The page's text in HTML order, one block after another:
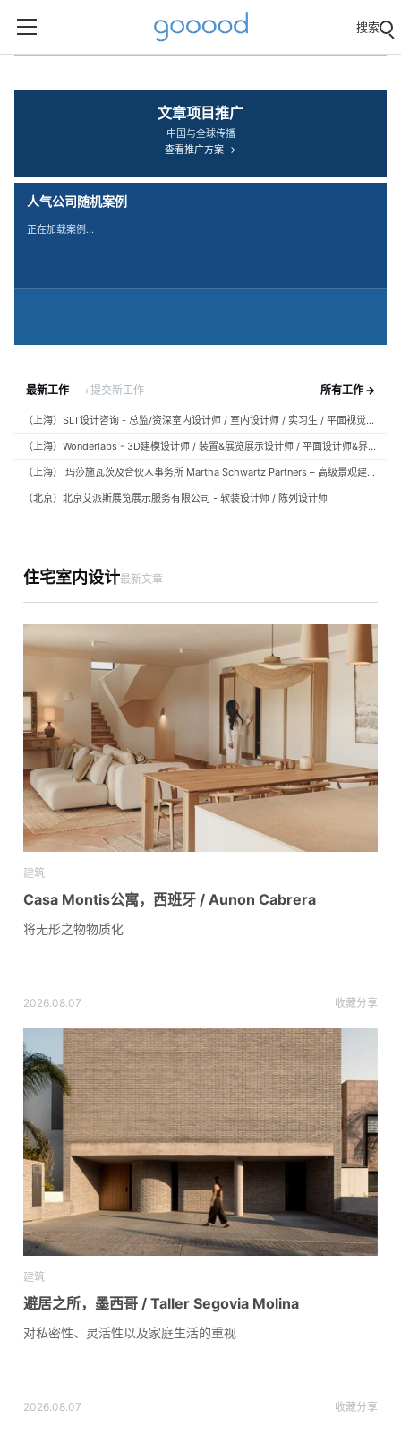
搜索
文章项目推广
中国与全球传播
查看推广方案 →
人气公司随机案例
正在加载案例…
最新工作 +提交新工作 所有工作 →
（上海）SLT设计咨询 - 总监/资深室内设计师 / 室内设计师 / 实习生 / 平面视觉设计师 / 项目经理/中后期负责人 / 媒体公关负责人 / 服务体验设计师
（上海）Wonderlabs - 3D建模设计师 / 装置&展览展示设计师 / 平面设计师&界面设计方向
（上海） 玛莎施瓦茨及合伙人事务所 Martha Schwartz Partners – 高级景观建筑师 Senior Landscape Designer / 景观建筑师 Landscape Designer
（北京）北京艾派斯展览展示服务有限公司 - 软装设计师 / 陈列设计师
住宅室内设计最新文章
建筑
Casa Montis公寓，西班牙 / Aunon Cabrera
将无形之物物质化
2026.08.07 收藏分享
建筑
避居之所，墨西哥 / Taller Segovia Molina
对私密性、灵活性以及家庭生活的重视
2026.08.07 收藏分享